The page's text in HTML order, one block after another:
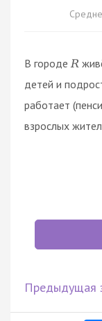
В городе R
детей и
работает
взрослых
Предыдущая